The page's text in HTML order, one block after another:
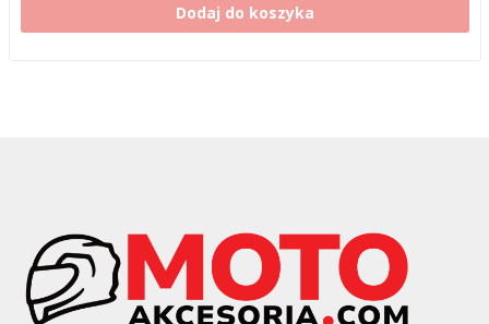
Dodaj do koszyka